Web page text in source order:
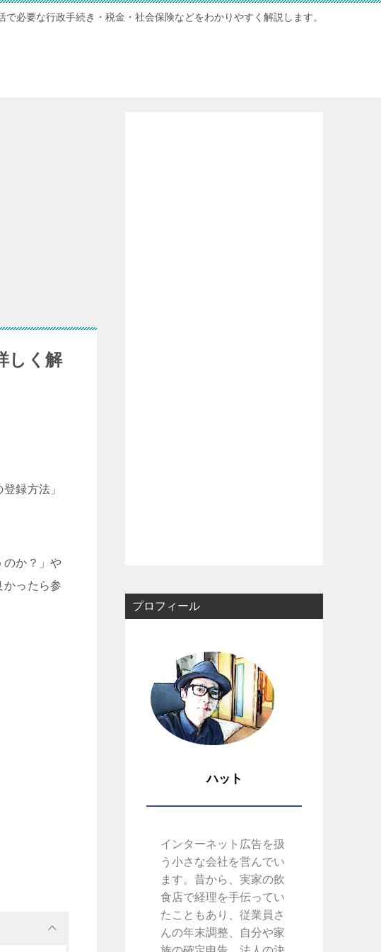
で必要な行政手続き・税金・社会保険などをわかりやすく解説します。
しく解
録方法」
のか？」や
かったら参
プロフィール
ハット
インターネット広告を扱
う小さな会社を営んでい
ます。昔から、実家の飲
食店で経理を手伝ってい
たこともあり、従業員さ
んの年末調整、自分や家